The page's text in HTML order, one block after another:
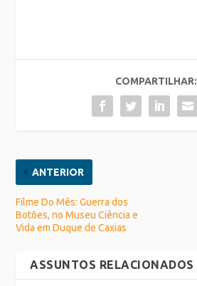
COMPARTILHAR:
ANTERIOR
Filme Do Mês: Guerra dos
Botões, no Museu Ciência e
Vida em Duque de Caxias
ASSUNTOS RELACIONADOS